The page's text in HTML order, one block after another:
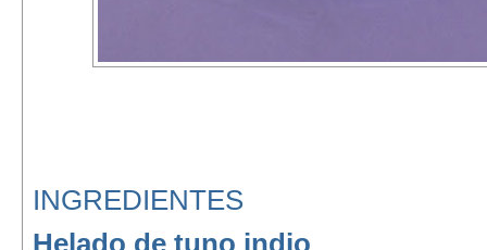
INGREDIENTES
Helado de tuno indio